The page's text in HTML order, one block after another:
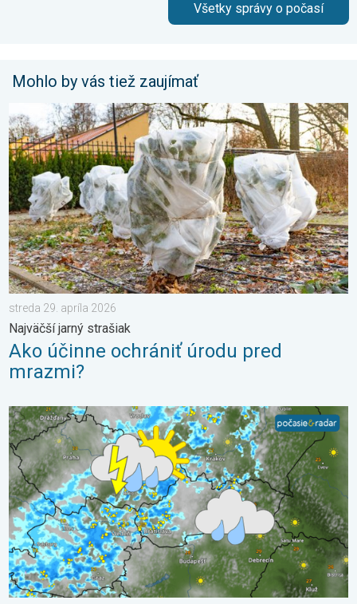
Všetky správy o počasí
Mohlo by vás tiež zaujímať
Ako účinne ochrániť úrodu pred mrazmi?. Najväčší jarný
streda 29. apríla 2026
Najväčší jarný strašiak
Ako účinne ochrániť úrodu pred
mrazmi?
Stabilná prestávka v počasí sa skončila. 3-dňová predpoveď.